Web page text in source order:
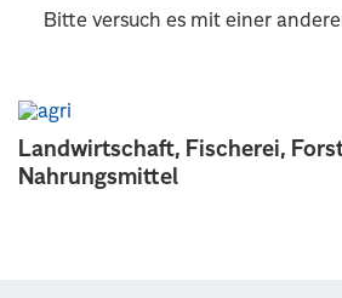
Landwirtschaft, Fischerei,
Nahrungsmittel
Bitte versuch es mit einer